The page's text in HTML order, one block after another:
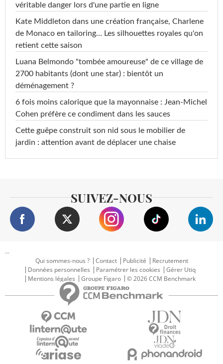
véritable danger lors d'une partie en ligne
Kate Middleton dans une création française, Charlene
de Monaco en tailoring… Les silhouettes royales qu'on
retient cette saison
Luana Belmondo "tombée amoureuse" de ce village de
2700 habitants (dont une star) : bientôt un
déménagement ?
6 fois moins calorique que la mayonnaise : Jean-Michel
Cohen préfère ce condiment dans les sauces
Cette guêpe construit son nid sous le mobilier de
jardin : attention avant de déplacer une chaise
SUIVEZ-NOUS
...
Qui sommes-nous ?
Contact Publicité
Recrutement
Données personnelles
Paramétrer les cookies
Gérer Utiq
Mentions légales
Groupe Figaro © 2026 CCM Benchmark